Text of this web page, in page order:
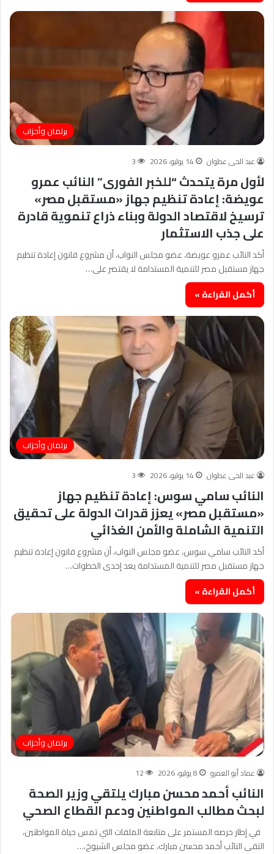
برلمان وأحزاب
عبد الحى عطوان 14 يوليو، 2026 3
لأول مرة يتحدث “للخبر الفورى” النائب عمرو
عويضة: إعادة تنظيم جهاز «مستقبل مصر»
ترسيخ لاقتصاد الدولة وبناء ذراع تنموية قادرة
على جذب الاستثمار
أكد النائب عمرو عويضة، عضو مجلس النواب، أن مشروع قانون إعادة تنظيم
جهاز مستقبل مصر للتنمية المستدامة لا يقتصر على…
أكمل القراءة »
برلمان وأحزاب
عبد الحى عطوان 14 يوليو، 2026 3
النائب سامي سوس: إعادة تنظيم جهاز
«مستقبل مصر» يعزز قدرات الدولة على تحقيق
التنمية الشاملة والأمن الغذائي
أكد النائب سامي سوس، عضو مجلس النواب، أن مشروع قانون إعادة تنظيم
جهاز مستقبل مصر للتنمية المستدامة يعد إحدى الخطوات…
أكمل القراءة »
برلمان وأحزاب
عماد أبو العمرو 8 يوليو، 2026 12
النائب أحمد محسن مبارك يلتقي وزير الصحة
لبحث مطالب المواطنين ودعم القطاع الصحي
في إطار حرصه المستمر على متابعة الملفات التي تمس حياة المواطنين،
التقى النائب أحمد محسن مبارك، عضو مجلس الشيوخ،…